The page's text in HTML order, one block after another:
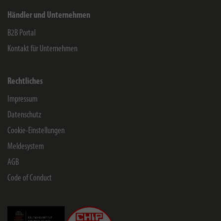
Händler und Unternehmen
B2B Portal
Kontakt für Unternehmen
Rechtliches
Impressum
Datenschutz
Cookie-Einstellungen
Meldesystem
AGB
Code of Conduct